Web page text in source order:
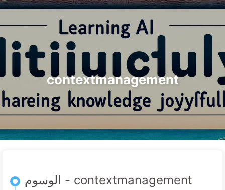
البحث الرئيسية الأرشيف الوسوم التصنيفات
الروابط حول 🇦🇪 العربية
contextmanagement
الوسوم - contextmanagement